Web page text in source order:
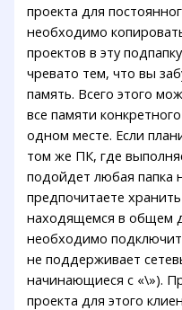
проекта для
необходимо
проектов в эту
чревато тем, что вы
память. Всего этого
все памяти
одном месте. Если
том же ПК, где
подойдет любая папка
предпочитаете
находящемся в общем
необходимо
не поддерживает
начинающиеся с «\»).
проекта для этого